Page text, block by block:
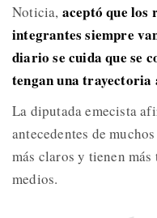
Noticia, aceptó que los
integrantes siempre
diario se cuida que se
tengan una trayectoria
La diputada emecista
antecedentes de
más claros y tienen
medios.